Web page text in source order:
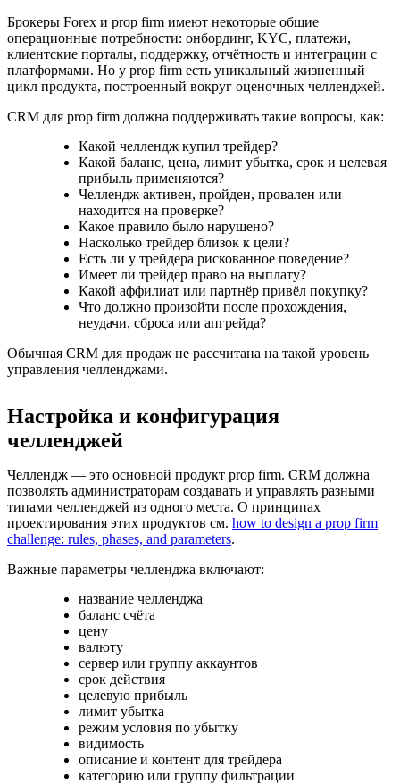
Брокеры Forex и prop firm имеют некоторые общие
операционные потребности: онбординг, KYC, платежи,
клиентские порталы, поддержку, отчётность и интеграции с
платформами. Но у prop firm есть уникальный жизненный
цикл продукта, построенный вокруг оценочных челленджей.
CRM для prop firm должна поддерживать такие вопросы, как:
Какой челлендж купил трейдер?
Какой баланс, цена, лимит убытка, срок и целевая
прибыль применяются?
Челлендж активен, пройден, провален или
находится на проверке?
Какое правило было нарушено?
Насколько трейдер близок к цели?
Есть ли у трейдера рискованное поведение?
Имеет ли трейдер право на выплату?
Какой аффилиат или партнёр привёл покупку?
Что должно произойти после прохождения,
неудачи, сброса или апгрейда?
Обычная CRM для продаж не рассчитана на такой уровень
управления челленджами.
Настройка и конфигурация
челленджей
Челлендж — это основной продукт prop firm. CRM должна
позволять администраторам создавать и управлять разными
типами челленджей из одного места. О принципах
проектирования этих продуктов см. how to design a prop firm
challenge: rules, phases, and parameters.
Важные параметры челленджа включают:
название челленджа
баланс счёта
цену
валюту
сервер или группу аккаунтов
срок действия
целевую прибыль
лимит убытка
режим условия по убытку
видимость
описание и контент для трейдера
категорию или группу фильтрации